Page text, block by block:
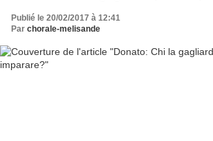
Publié le 20/02/2017 à 12:41
Par chorale-melisande